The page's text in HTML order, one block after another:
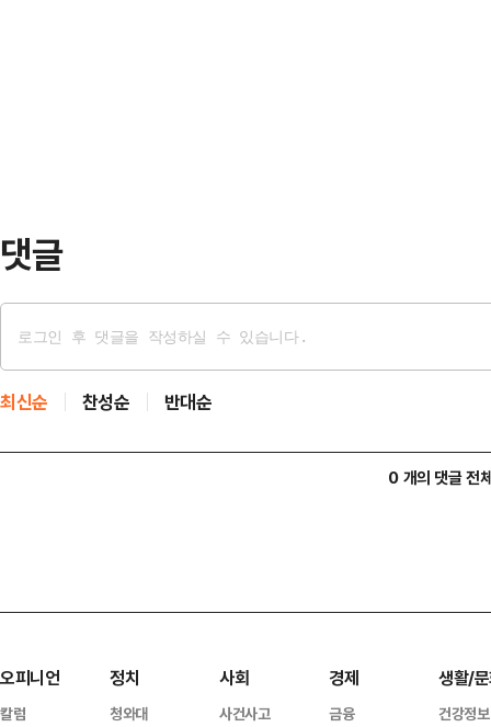
댓글
최신순 찬성순 반대순
0 개의 댓글 전
오피니언
칼럼
정치
청와대
사회
사건사고
경제
금융
생활/
건강정보